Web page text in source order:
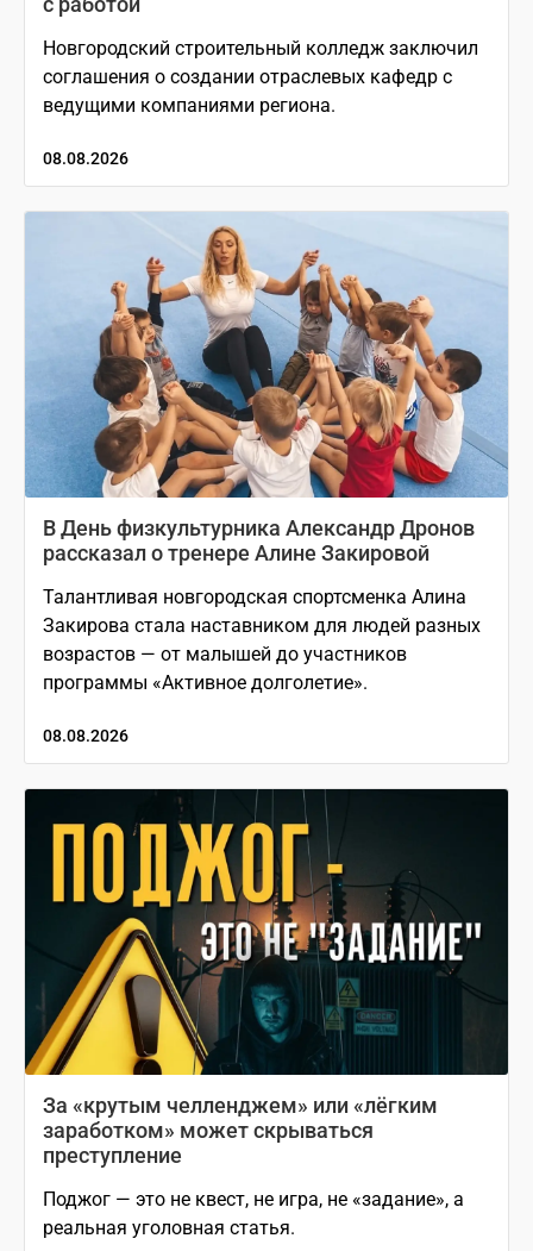
Новгородский строительный колледж заключил
соглашения о создании отраслевых кафедр с
ведущими компаниями региона.
08.08.2026
В День физкультурника Александр Дронов
рассказал о тренере Алине Закировой
Талантливая новгородская спортсменка Алина
Закирова стала наставником для людей разных
возрастов — от малышей до участников
программы «Активное долголетие».
08.08.2026
За «крутым челленджем» или «лёгким
заработком» может скрываться
преступление
Поджог — это не квест, не игра, не «задание», а
реальная уголовная статья.